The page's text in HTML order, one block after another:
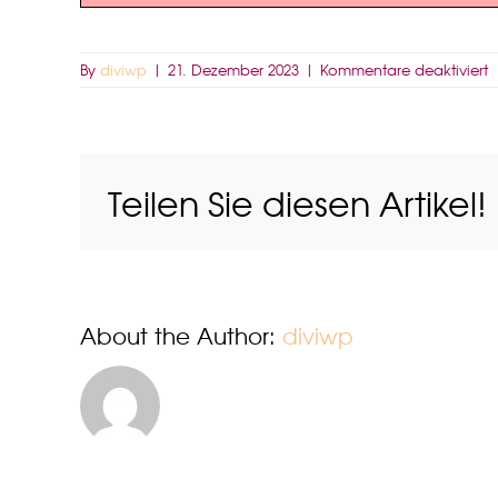
By diviwp | 21. Dezember 2023 | Kommentare deaktiviertfür
Teilen Sie diesen Artikel!
About the Author: diviwp